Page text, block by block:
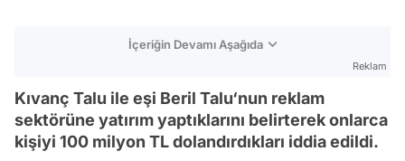
İçeriğin Devamı Aşağıda
Reklam
Kıvanç Talu ile eşi Beril Talu‘nun reklam
sektörüne yatırım yaptıklarını belirterek onlarca
kişiyi 100 milyon TL dolandırdıkları iddia edildi.